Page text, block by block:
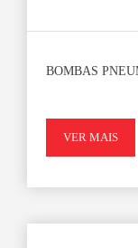
BOMBAS
VER MAIS